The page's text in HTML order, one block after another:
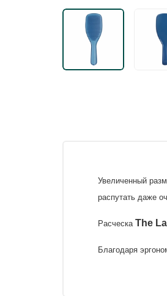
Увеличенный
распутать даже
Расческа The
Благодаря